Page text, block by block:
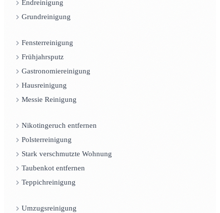
Endreinigung
Grundreinigung
Fensterreinigung
Frühjahrsputz
Gastronomiereinigung
Hausreinigung
Messie Reinigung
Nikotingeruch entfernen
Polsterreinigung
Stark verschmutzte Wohnung
Taubenkot entfernen
Teppichreinigung
Umzugsreinigung